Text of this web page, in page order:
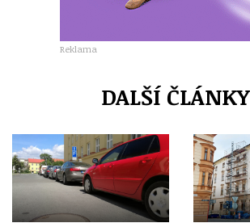
Reklama
DALŠÍ ČLÁNKY